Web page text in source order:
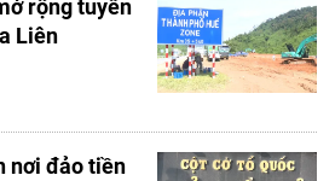
rộng tuyến
Liên
nơi đảo tiền